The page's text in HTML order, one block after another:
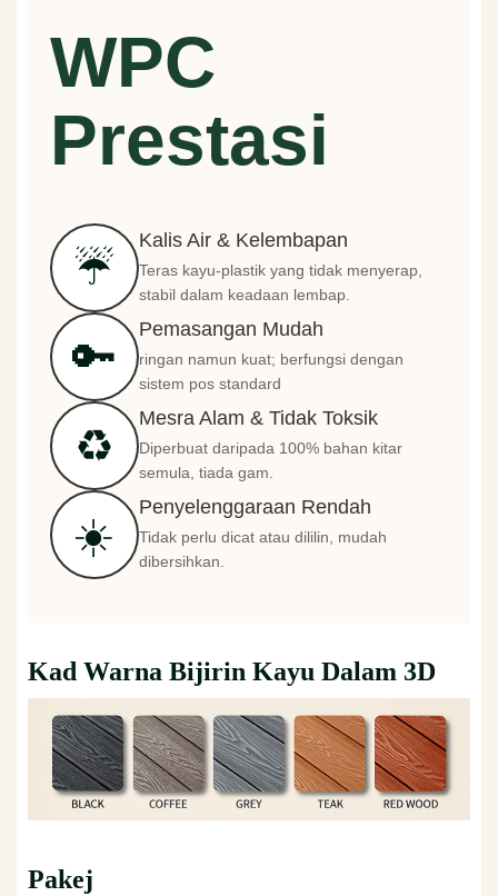
WPC
Prestasi
☔
Kalis Air & Kelembapan
Teras kayu-plastik yang tidak menyerap,
stabil dalam keadaan lembap.
🔑
Pemasangan Mudah
ringan namun kuat; berfungsi dengan
sistem pos standard
♻️
Mesra Alam & Tidak Toksik
Diperbuat daripada 100% bahan kitar
semula, tiada gam.
☀️
Penyelenggaraan Rendah
Tidak perlu dicat atau dililin, mudah
dibersihkan.
Kad Warna Bijirin Kayu Dalam 3D
Pakej